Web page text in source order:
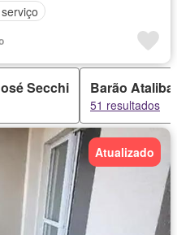
Secchi Barão
51 resultados
Atualizado